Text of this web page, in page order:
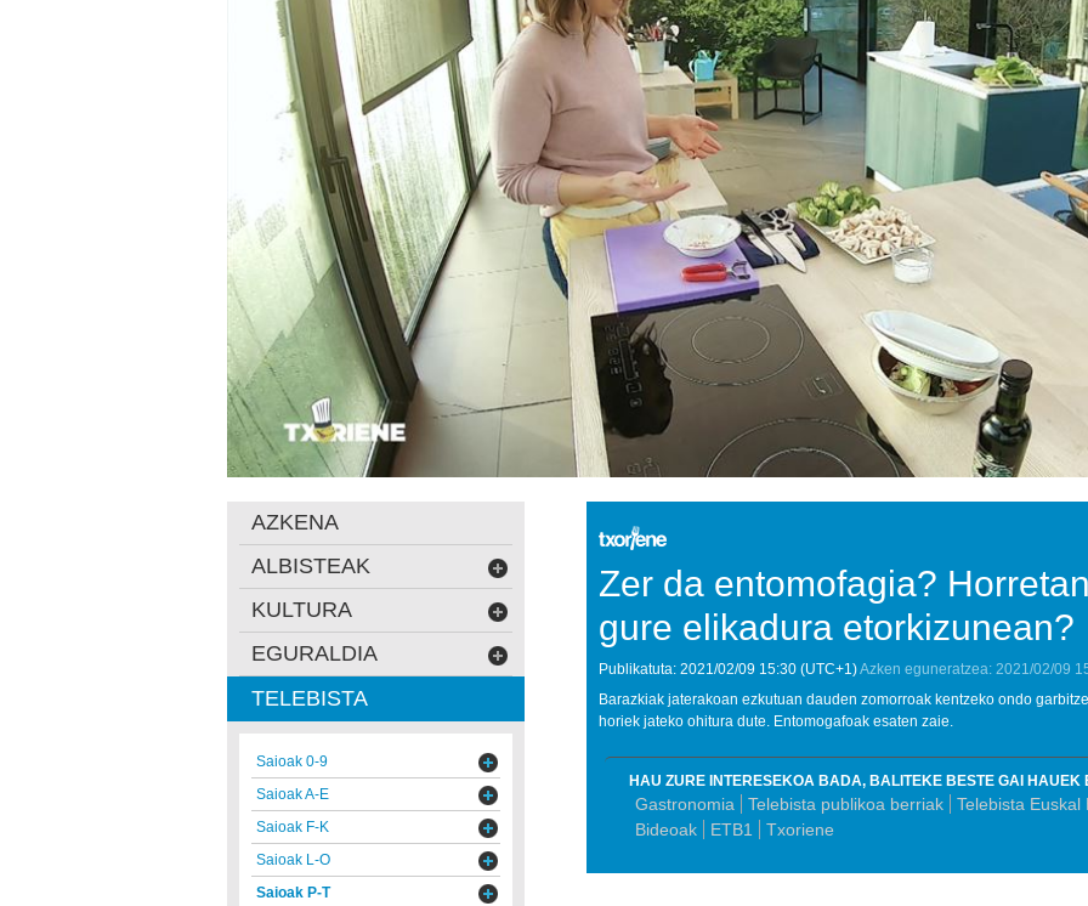
Zer da entomofagia?
gure elikadura etorkizunean?
Publikatuta: 2021/02/09 15:30 (UTC+1)Azken eguneratzea: 2021/02/09
Barazkiak jaterakoan ezkutuan dauden zomorroak kentzeko ondo
horiek jateko ohitura dute. Entomogafoak esaten zaie.
HAU ZURE INTERESEKOA BADA, BALITEKE BESTE GAI HAUEK
Gastronomia Telebista publikoa berriak Telebista Euskal
Bideoak
ETB1 Txoriene
AZKENA
ALBISTEAK
KULTURA
EGURALDIA
TELEBISTA
Saioak 0-9
Saioak A-E
Saioak F-K
Saioak L-O
Saioak P-T